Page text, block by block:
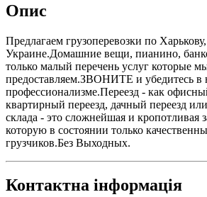
Опис
Предлагаем грузоперевозки по
Украине.Домашние вещи, пианино,
только малый перечень услуг которые
предоставляем.ЗВОНИТЕ и убедитесь в
профессионализме.Переезд - как
квартирный переезд, дачный переезд
склада - это сложнейшая и кропотливая
которую в состоянии только
грузчиков.Без Выходных.
Контактна інформація